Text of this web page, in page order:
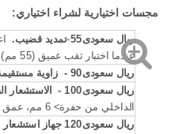
مجسات اختيارية لشراء اختياري:
ريال سعودى55
-تمديد قضيب.
عندما اختبار ثقب عميق (55 مم)
ريال سعودى90 - زاوية
ريال سعودى100 - الاستشعار
الداخلي من حفرة> 6 مم، عمق <22mm
ريال سعودى120 جهاز استشعار حفرة صغيرة